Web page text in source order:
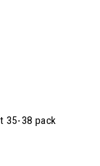
35-38 pack